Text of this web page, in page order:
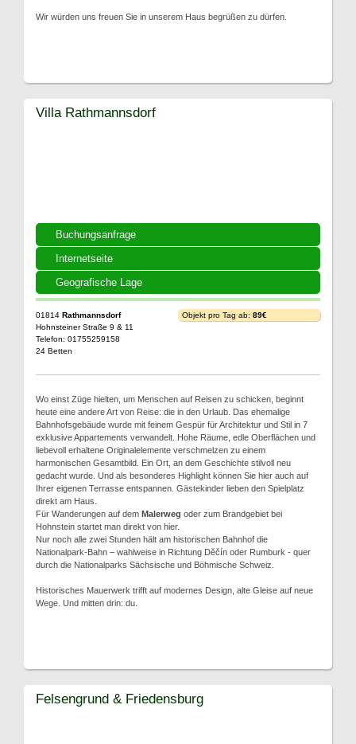
Wir würden uns freuen Sie in unserem Haus begrüßen zu dürfen.
Buchungsanfrage
Internetseite
Geografische Lage
Villa Rathmannsdorf
01814 Rathmannsdorf
Hohnsteiner Straße 9 & 11
Telefon: 01755259158
24 Betten
Objekt pro Tag ab: 89€
Wo einst Züge hielten, um Menschen auf Reisen zu schicken, beginnt
heute eine andere Art von Reise: die in den Urlaub. Das ehemalige
Bahnhofsgebäude wurde mit feinem Gespür für Architektur und Stil in 7
exklusive Appartements verwandelt. Hohe Räume, edle Oberflächen und
liebevoll erhaltene Originalelemente verschmelzen zu einem
harmonischen Gesamtbild. Ein Ort, an dem Geschichte stilvoll neu
gedacht wurde. Und als besonderes Highlight können Sie hier auch auf
Ihrer eigenen Terrasse entspannen. Gästekinder lieben den Spielplatz
direkt am Haus.
Für Wanderungen auf dem Malerweg oder zum Brandgebiet bei
Hohnstein startet man direkt von hier.
Nur noch alle zwei Stunden hält am historischen Bahnhof die
Nationalpark-Bahn – wahlweise in Richtung Děčín oder Rumburk - quer
durch die Nationalparks Sächsische und Böhmische Schweiz.
Historisches Mauerwerk trifft auf modernes Design, alte Gleise auf neue
Wege. Und mitten drin: du.
Felsengrund & Friedensburg